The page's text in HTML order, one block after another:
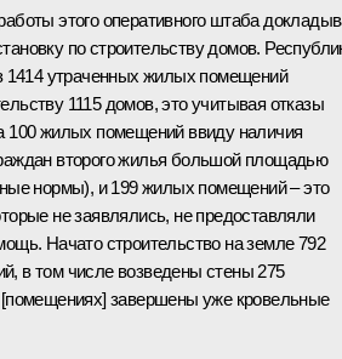
этого оперативного штаба
по строительству домов.
1414 утраченных жилых помещений
1115 домов, это учитывая отказы
100 жилых помещений ввиду наличия
второго жилья большой площадью
нормы), и 199 жилых помещений – это
не заявлялись, не предоставляли
Начато строительство на земле 792
в том числе возведены стены 275
завершены уже кровельные